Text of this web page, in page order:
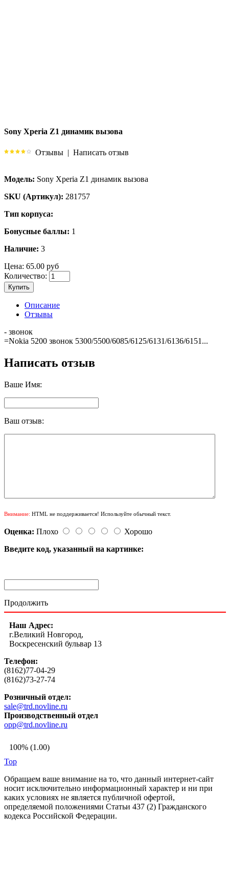
Sony Xperia Z1 динамик вызова
Отзывы | Написать отзыв
Модель: Sony Xperia Z1 динамик вызова
SKU (Артикул): 281757
Тип корпуса:
Бонусные баллы: 1
Наличие: 3
Цена: 65.00 руб
Количество:
Купить
Описание
Отзывы
- звонок
=Nokia 5200 звонок 5300/5500/6085/6125/6131/6136/6151...
Написать отзыв
Ваше Имя:
Ваш отзыв:
Внимание: HTML не поддерживается! Используйте обычный текст.
Оценка: Плохо
Хорошо
Введите код, указанный на картинке:
Продолжить
Наш Адрес:
г.Великий Новгород,
Воскресенский бульвар 13
Телефон:
(8162)77-04-29
(8162)73-27-74
Розничный отдел:
sale@trd.novline.ru
Производственный отдел
opp@trd.novline.ru
100% (1.00)
Top
Обращаем ваше внимание на то, что данный интернет-сайт
носит исключительно информационный характер и ни при
каких условиях не является публичной офертой,
определяемой положениями Статьи 437 (2) Гражданского
кодекса Российской Федерации.